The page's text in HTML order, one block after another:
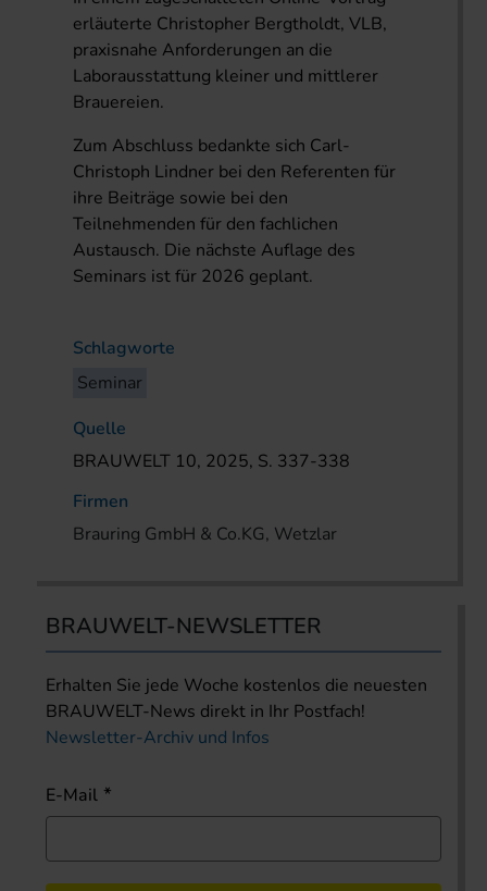
erläuterte Christopher Bergtholdt, VLB,
praxisnahe Anforderungen an die
Laborausstattung kleiner und mittlerer
Brauereien.
Zum Abschluss bedankte sich Carl-
Christoph Lindner bei den Referenten für
ihre Beiträge sowie bei den
Teilnehmenden für den fachlichen
Austausch. Die nächste Auflage des
Seminars ist für 2026 geplant.
Schlagworte
Seminar
Quelle
BRAUWELT 10, 2025, S. 337-338
Firmen
Brauring GmbH & Co.KG, Wetzlar
BRAUWELT-NEWSLETTER
Erhalten Sie jede Woche kostenlos die neuesten
BRAUWELT-News direkt in Ihr Postfach!
Newsletter-Archiv und Infos
E-Mail